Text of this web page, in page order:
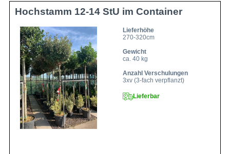
Hochstamm 12-14 StU im Container
Lieferhöhe
270-320cm
Gewicht
ca. 40 kg
Anzahl Verschulungen
3xv (3-fach verpflanzt)
Lieferbar